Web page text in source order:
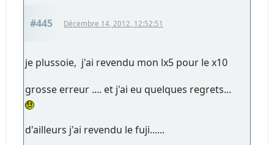
#445 Décembre 14, 2012, 12:52:51
je plussoie, j'ai revendu mon lx5 pour le x10
grosse erreur .... et j'ai eu quelques regrets...
d'ailleurs j'ai revendu le fuji......